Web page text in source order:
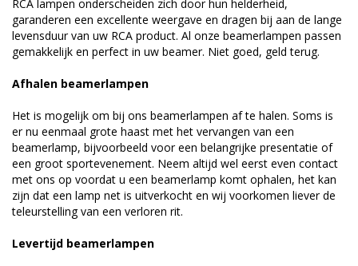
RCA lampen onderscheiden zich door hun helderheid,
garanderen een excellente weergave en dragen bij aan de lange
levensduur van uw RCA product. Al onze beamerlampen passen
gemakkelijk en perfect in uw beamer. Niet goed, geld terug.
Afhalen beamerlampen
Het is mogelijk om bij ons beamerlampen af te halen. Soms is
er nu eenmaal grote haast met het vervangen van een
beamerlamp, bijvoorbeeld voor een belangrijke presentatie of
een groot sportevenement. Neem altijd wel eerst even contact
met ons op voordat u een beamerlamp komt ophalen, het kan
zijn dat een lamp net is uitverkocht en wij voorkomen liever de
teleurstelling van een verloren rit.
Levertijd beamerlampen